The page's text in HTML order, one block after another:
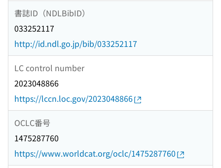
書誌ID（NDLBibID）
033252117
http://id.ndl.go.jp/bib/033252117
LC control number
2023048866
https://lccn.loc.gov/2023048866
OCLC番号
1475287760
https://www.worldcat.org/oclc/1475287760